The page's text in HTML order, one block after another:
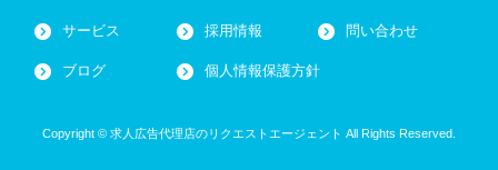
サービス 採用情報 問い合わせ
ブログ 個人情報保護方針
Copyright © 求人広告代理店のリクエストエージェント All Rights Reserved.